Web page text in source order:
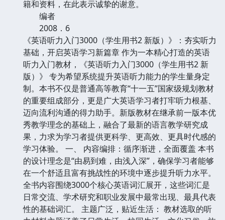
籍和资料，在此表示诚挚的谢意。
编者
2008．6
《英语听力入门3000（学生用书2 新版）》：夯实听力
基础，开启英语学习新篇章 作为一本精心打造的英语
听力入门教材，《英语听力入门3000（学生用书2 新
版）》 专为希望系统提升英语听力能力的学生量身定
制。本书不仅是普通高等教育“十一五”国家级规划教材
的重要组成部分，更是广大英语学习者打牢听力根基、
迈向流利沟通的得力助手。新版教材在继承前一版本优
秀教学理念的基础上，融合了最新的语言教学研究成
果，力求为学习者提供更科学、更高效、更具时代感的
学习体验。 一、 内容编排：循序渐进，全面覆盖 本书
的设计理念是“由易到难，由浅入深”，确保学习者能够
在一个舒适且富有挑战性的环境中逐步提升听力水平。
全书内容围绕3000个核心英语词汇展开，这些词汇是
日常交流、学术研究和职业发展中最常出现、最具代表
性的基础词汇。 主题广泛，贴近生活： 教材选取的听